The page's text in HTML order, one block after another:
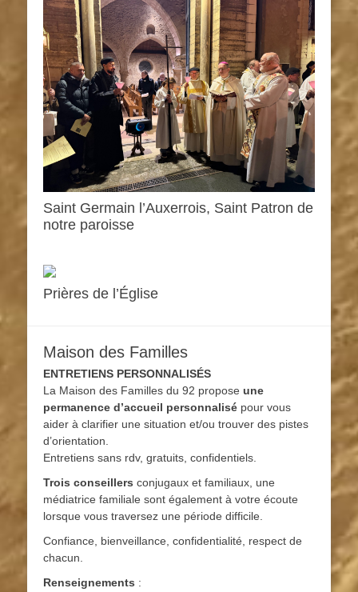
Saint Germain l’Auxerrois, Saint Patron de
notre paroisse
Prières de l’Église
Maison des Familles
ENTRETIENS PERSONNALISÉS
La Maison des Familles du 92 propose une
permanence d’accueil personnalisé pour vous
aider à clarifier une situation et/ou trouver des pistes
d’orientation.
Entretiens sans rdv, gratuits, confidentiels.
Trois conseillers conjugaux et familiaux, une
médiatrice familiale sont également à votre écoute
lorsque vous traversez une période difficile.
Confiance, bienveillance, confidentialité, respect de
chacun.
Renseignements :